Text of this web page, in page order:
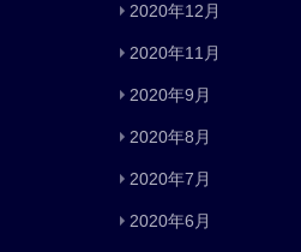
2020年12月
2020年11月
2020年9月
2020年8月
2020年7月
2020年6月